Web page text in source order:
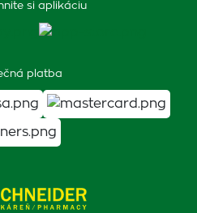
si aplikáciu
platba